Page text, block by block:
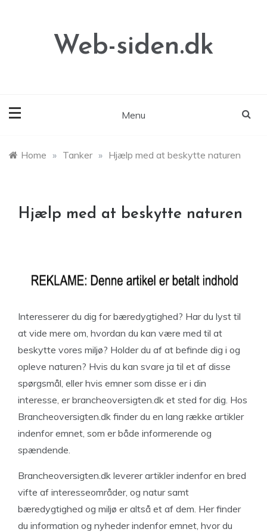
Web-siden.dk
Menu
Home » Tanker » Hjælp med at beskytte naturen
Hjælp med at beskytte naturen
Interesserer du dig for bæredygtighed? Har du lyst til
at vide mere om, hvordan du kan være med til at
beskytte vores miljø? Holder du af at befinde dig i og
opleve naturen? Hvis du kan svare ja til et af disse
spørgsmål, eller hvis emner som disse er i din
interesse, er brancheoversigten.dk et sted for dig. Hos
Brancheoversigten.dk finder du en lang række artikler
indenfor emnet, som er både informerende og
spændende.
Brancheoversigten.dk leverer artikler indenfor en bred
vifte af interesseområder, og natur samt
bæredygtighed og miljø er altså et af dem. Her finder
du information og nyheder indenfor emnet, hvor du